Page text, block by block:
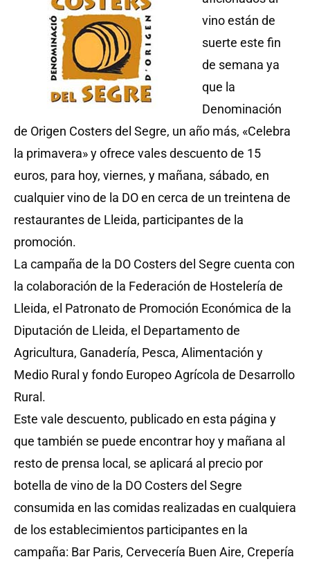
vino están de
suerte este fin
de semana ya
que la
Denominación
de Origen Costers del Segre, un año más, «Celebra
la primavera» y ofrece vales descuento de 15
euros, para hoy, viernes, y mañana, sábado, en
cualquier vino de la DO en cerca de un treintena de
restaurantes de Lleida, participantes de la
promoción.
La campaña de la DO Costers del Segre cuenta con
la colaboración de la Federación de Hostelería de
Lleida, el Patronato de Promoción Económica de la
Diputación de Lleida, el Departamento de
Agricultura, Ganadería, Pesca, Alimentación y
Medio Rural y fondo Europeo Agrícola de Desarrollo
Rural.
Este vale descuento, publicado en esta página y
que también se puede encontrar hoy y mañana al
resto de prensa local, se aplicará al precio por
botella de vino de la DO Costers del Segre
consumida en las comidas realizadas en cualquiera
de los establecimientos participantes en la
campaña: Bar Paris, Cervecería Buen Aire, Crepería